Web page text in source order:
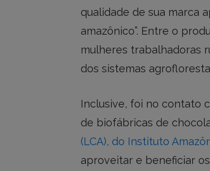
qualidade de sua marca
amazônico”. Entre o
mulheres trabalhadoras
dos sistemas
Inclusive, foi no contato
de biofábricas de
(LCA), do Instituto
aproveitar e beneficiar